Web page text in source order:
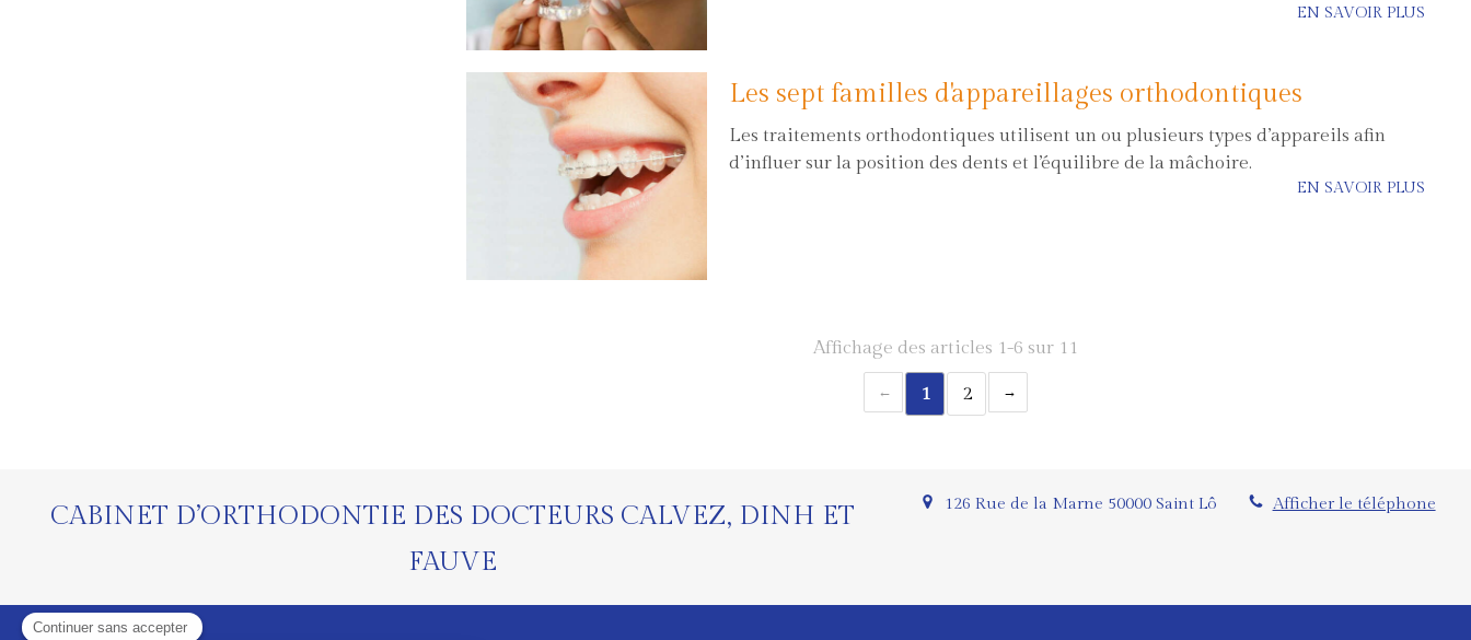
EN SAVOIR PLUS
Les sept familles d'appareillages orthodontiques
Les traitements orthodontiques utilisent un ou plusieurs types d’appareils afin
d’influer sur la position des dents et l’équilibre de la mâchoire.
EN SAVOIR PLUS
Affichage des articles 1-6 sur 11
1 2
CABINET D’ORTHODONTIE DES DOCTEURS CALVEZ, DINH ET
FAUVE
126 Rue de la Marne 50000 Saint Lô Afficher le téléphone